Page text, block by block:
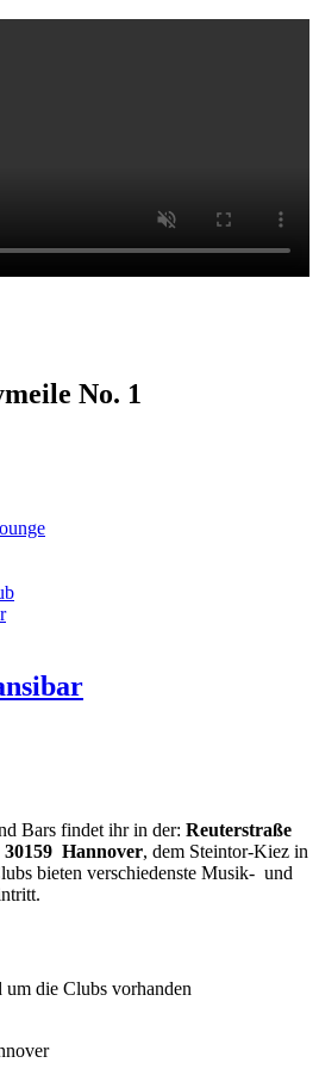
No. 1
Bars findet ihr in der: Reuterstraße
30159 Hannover, dem Steintor-Kiez in
bieten verschiedenste Musik- und
die Clubs vorhanden